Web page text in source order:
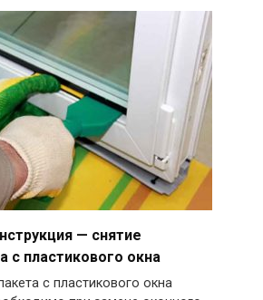
— снятие
с пластикового окна
с пластикового окна